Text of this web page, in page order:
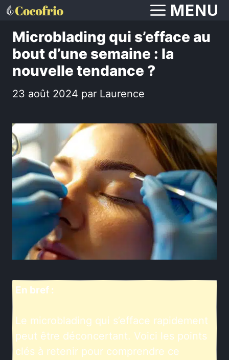
Aller
contenu
MENU
Microblading qui s’efface au
bout d’une semaine : la
nouvelle tendance ?
23 août 2024 par Laurence
En bref :
Le microblading qui s’efface rapidement
peut être déconcertant. Voici les points
clés à retenir pour comprendre ce